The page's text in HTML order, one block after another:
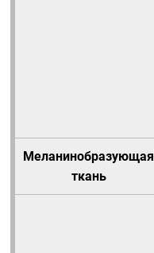
Меланинобразующая
ткань